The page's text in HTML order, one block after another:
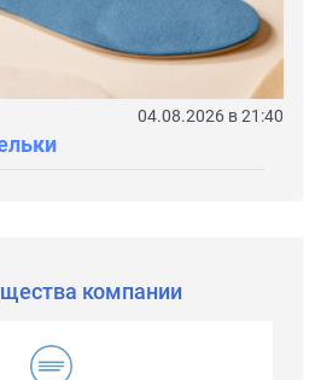
04.08.2026 в 21:40
компании